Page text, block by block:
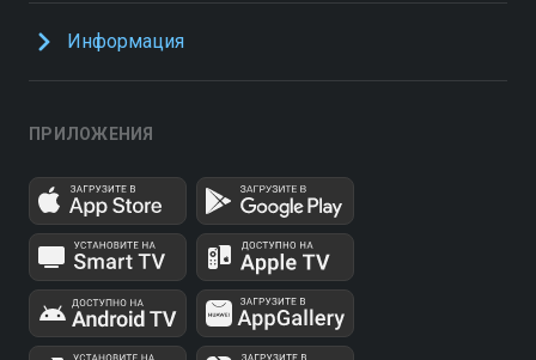
Информация
ПРИЛОЖЕНИЯ